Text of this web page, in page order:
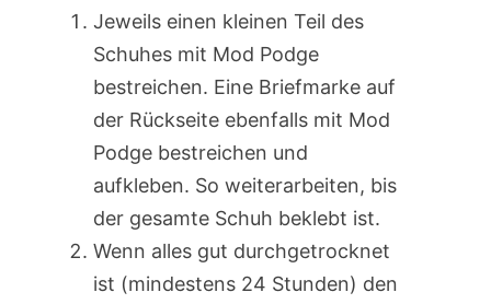
Jeweils einen kleinen Teil des
Schuhes mit Mod Podge
bestreichen. Eine Briefmarke auf
der Rückseite ebenfalls mit Mod
Podge bestreichen und
aufkleben. So weiterarbeiten, bis
der gesamte Schuh beklebt ist.
Wenn alles gut durchgetrocknet
ist (mindestens 24 Stunden) den